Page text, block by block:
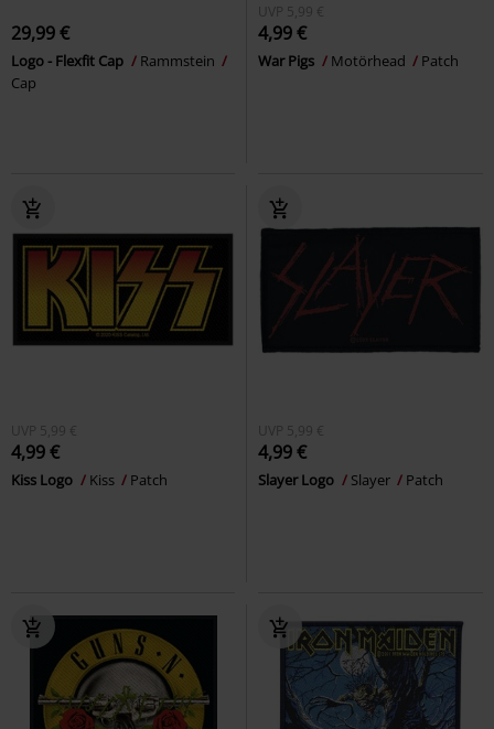
29,99 €
Logo - Flexfit Cap
Rammstein
Cap
UVP 5,99 €
4,99 €
War Pigs Motörhead Patch
UVP 5,99 €
4,99 €
Kiss Logo Kiss Patch
UVP 5,99 €
4,99 €
Slayer Logo Slayer Patch